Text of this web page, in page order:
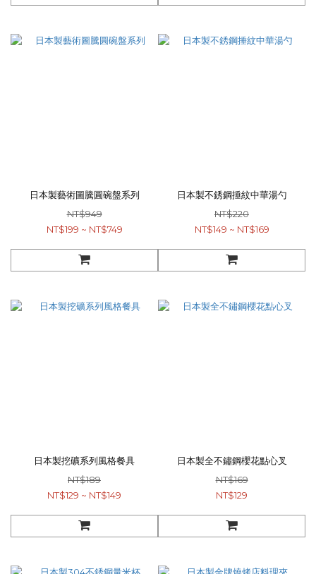
日本製藝術圖騰圓碗盤系列
NT$949
NT$199 ~ NT$749
日本製不銹鋼捶紋中華湯勺
NT$220
NT$149 ~ NT$169
日本製挖礦系列風格餐具
NT$189
NT$129 ~ NT$149
日本製全不鏽鋼櫻花點心叉
NT$169
NT$129